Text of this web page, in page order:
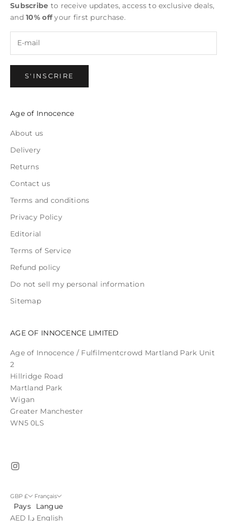
Subscribe to receive updates, access to exclusive deals,
and10% offyour first purchase.
S'INSCRIRE
Age of Innocence
About us
Delivery
Returns
Contact us
Terms and conditions
Privacy Policy
Editorial
Terms of Service
Refund policy
Do not sell my personal information
Sitemap
AGE OF INNOCENCE LIMITED
Age of Innocence / Fulfilmentcrowd Martland Park Unit
2
Hillridge Road
Martland Park
Wigan
Greater Manchester
WN5 0LS
GBP £
Pays
AED د.إ
Français
Langue
English